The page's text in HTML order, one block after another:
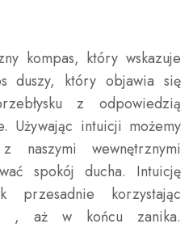
kompas, który wskazuje
duszy, który objawia się
z odpowiedzią
Używając intuicji możemy
wewnętrznymi
spokój ducha. Intuicję
przesadnie korzystając
, aż w końcu zanika.